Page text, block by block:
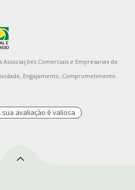
Associações Comerciais e Empresarias do
Engajamento, Comprometimento
sua avaliaçào é valiosa